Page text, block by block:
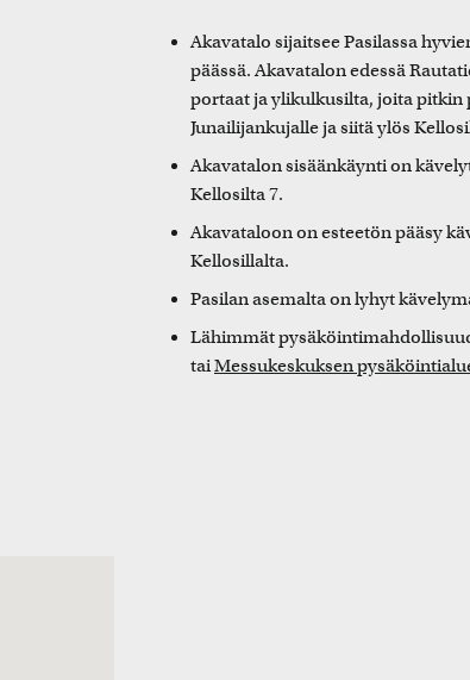
Akavatalo sijaitsee Pasilassa
päässä. Akavatalon edessä
portaat ja ylikulkusilta, joita pitkin
Junailijankujalle ja siitä ylös
Akavatalon sisäänkäynti on
Kellosilta 7.
Akavataloon on esteetön pääsy
Kellosillalta.
Pasilan asemalta on lyhyt
Lähimmät
tai Messukeskuksen